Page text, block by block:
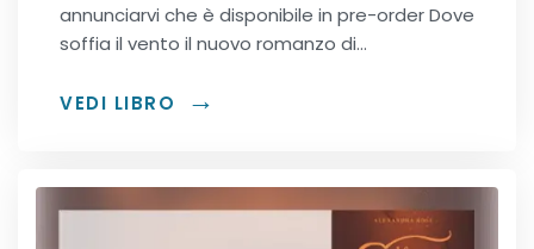
annunciarvi che è disponibile in pre-order Dove
soffia il vento il nuovo romanzo di…
VEDI LIBRO